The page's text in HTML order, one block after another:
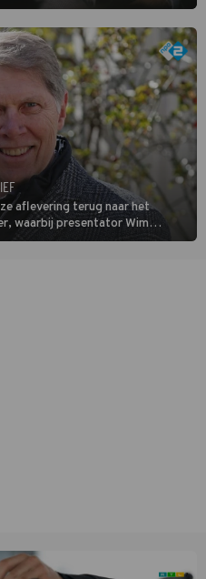
kok. Poirot raakt al snel
aflevering terug naar het
waarbij presentator Wim
door de tijd aan de hand van